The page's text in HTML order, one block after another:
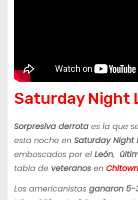
Saturday Night
Sorpresiva derrotaes la que
esta noche en Saturday Night
emboscados por el León,
tabla de veteranosen
Los americanistasganaron 5-